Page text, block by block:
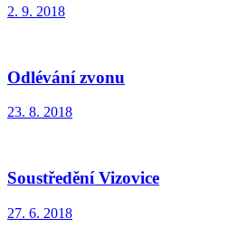
2. 9. 2018
Odlévání zvonu
23. 8. 2018
Soustředění Vizovice
27. 6. 2018